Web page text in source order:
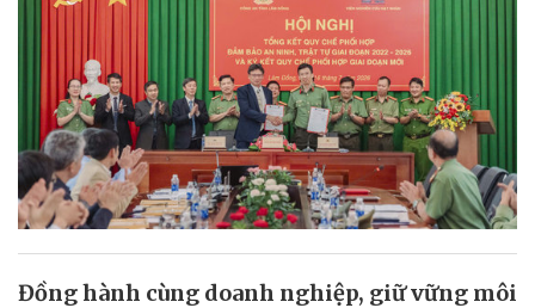
Đồng hành cùng doanh nghiệp, giữ vững môi